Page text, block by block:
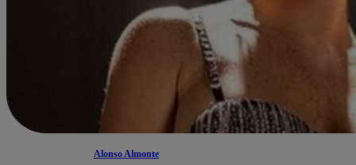
Alonso Almonte